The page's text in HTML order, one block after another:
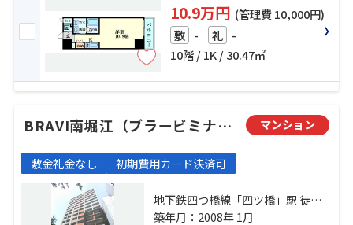
10.9万円 (管理費 10,000円)
敷 - 礼 -
10階 / 1K / 30.47㎡
BRAVI南堀江（ブラービミナミホリエ） マンション
敷金礼金なし 初期費用カード決済可
地下鉄四つ橋線「四ツ橋」駅 徒歩9
分 阪神電鉄阪神なんば「桜川」
築年月：2008年 1月